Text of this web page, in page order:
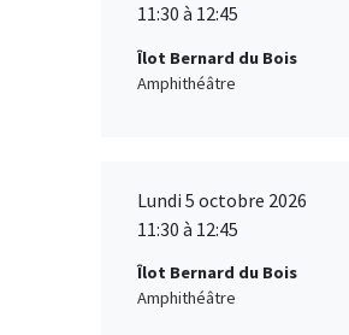
11:30 à 12:45
Îlot Bernard du Bois
Amphithéâtre
Lundi 5 octobre 2026
11:30 à 12:45
Îlot Bernard du Bois
Amphithéâtre